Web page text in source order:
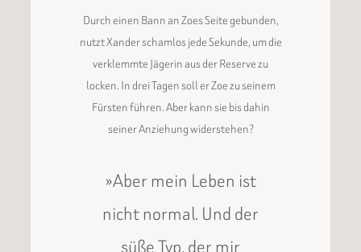
Durch einen Bann an Zoes Seite gebunden,
nutzt Xander schamlos jede Sekunde, um die
verklemmte Jägerin aus der Reserve zu
locken. In drei Tagen soll er Zoe zu seinem
Fürsten führen. Aber kann sie bis dahin
seiner Anziehung widerstehen?
»Aber mein Leben ist
nicht normal. Und der